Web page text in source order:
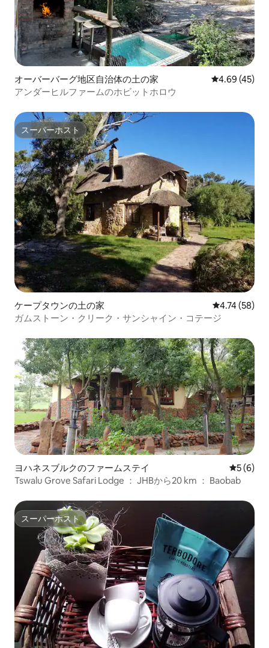
オーバーバーグ地区自治体の土の家 レビュー45
4.69 (45)
アンダーヒルファームのホビットホロウ
スーパーホスト
スーパーホスト
ケープタウンの土の家 レビュー58
4.74 (58)
ガムストーン・クリーク・サンシャイン・コテージ
ヨハネスブルクのファームステイ レビュー
5 (6)
Tswalu Grove Safari Lodge ： JHBから20 km ： Baobab
スーパーホスト
スーパーホスト